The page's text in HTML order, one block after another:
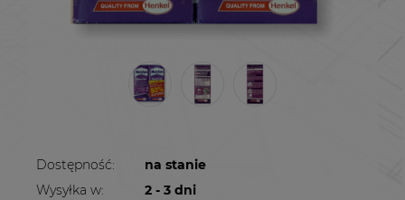
Dostępność:
na stanie
Wysyłka w:
2 - 3 dni